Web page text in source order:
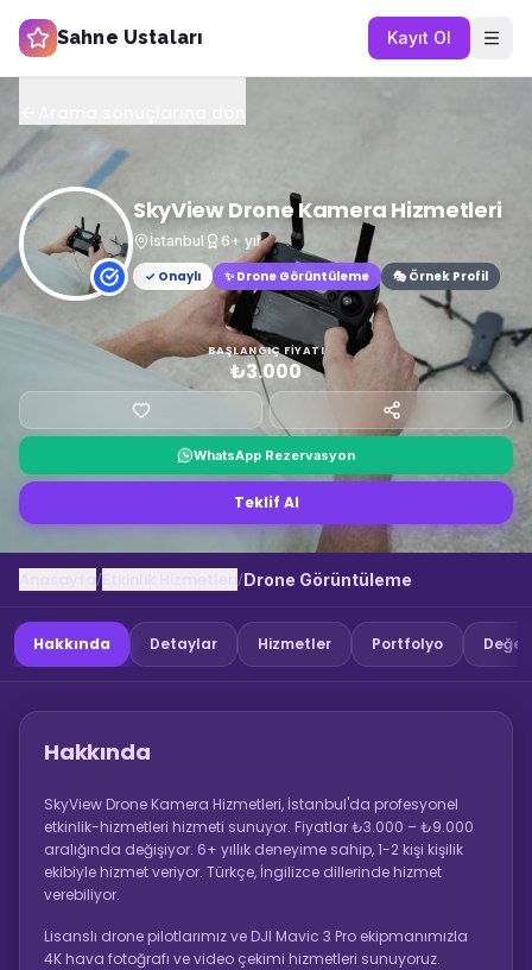
Sahne Ustaları Kayıt Ol
SkyView Drone Kamera Hizmetleri
İstanbul 6+ yıl
✓ Onaylı
✨ Drone Görüntüleme 🎭 Örnek Profil
BAŞLANGIÇ FIYATI
₺3.000
WhatsApp Rezervasyon
Teklif Al
/ /Drone Görüntüleme
Hakkında Detaylar Hizmetler Portfolyo
Hakkında
SkyView Drone Kamera Hizmetleri, İstanbul'da profesyonel
etkinlik-hizmetleri hizmeti sunuyor. Fiyatlar ₺3.000 – ₺9.000
aralığında değişiyor. 6+ yıllık deneyime sahip, 1-2 kişi kişilik
ekibiyle hizmet veriyor. Türkçe, İngilizce dillerinde hizmet
verebiliyor.
Lisanslı drone pilotlarımız ve DJI Mavic 3 Pro ekipmanımızla
4K hava fotoğrafı ve video çekimi hizmetleri sunuyoruz.